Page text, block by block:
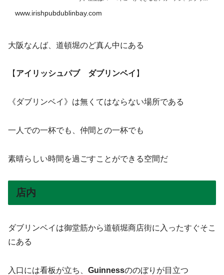
www.irishpubdublinbay.com
大阪なんば、道頓堀のど真ん中にある
【 アイリッシュパブ ダブリンベイ 】
《ダブリンベイ》は無くてはならない場所である
一人での一杯でも、仲間との一杯でも
素晴らしい時間を過ごすことができる空間だ
店内
ダブリンベイは御堂筋から道頓堀商店街に入ったすぐそこ
にある
入口には看板が立ち、 Guinnessののぼりが目立つ